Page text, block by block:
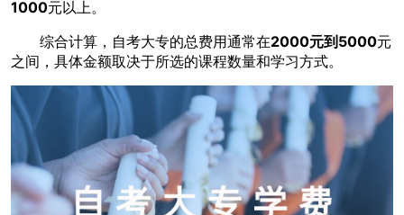
1000元以上。
综合计算，自考大专的总费用通常在2000元到5000元
之间，具体金额取决于所选的课程数量和学习方式。